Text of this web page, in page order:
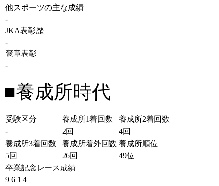
他スポーツの主な成績
-
JKA表彰歴
-
褒章表彰
-
■養成所時代
受験区分 養成所1着回数
養成所2着回数
-
2回
4回
養成所3着回数
養成所着外回数 養成所順位
5回
26回
49位
卒業記念レース成績
9 6 1 4